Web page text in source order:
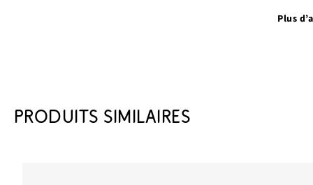
Plus
PRODUITS SIMILAIRES